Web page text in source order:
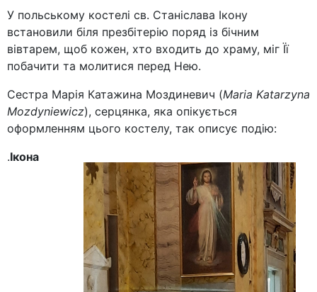
У польському костелі св. Станіслава Ікону
встановили біля презбітерію поряд із бічним
вівтарем, щоб кожен, хто входить до храму, міг Її
побачити та молитися перед Нею.
Сестра Марія Катажина Моздиневич (Maria Katarzyna
Mozdyniewicz), серцянка, яка опікується
оформленням цього костелу, так описує подію:
.Ікона